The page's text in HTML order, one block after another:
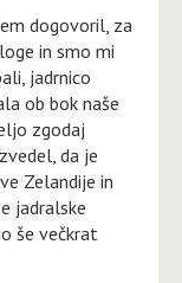
dogovoril, za
in smo mi
jadrnico
ob bok naše
zgodaj
da je
Zelandije in
jadralske
še večkrat